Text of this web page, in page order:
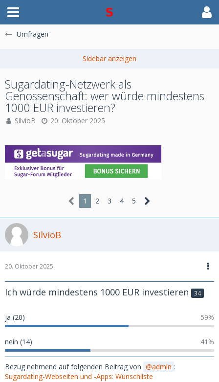
Umfragen
Sugardating-Netzwerk als
Genossenschaft: wer würde mindestens
1000 EUR investieren?
SilvioB 20. Oktober 2025
1 2 3 4 5
SilvioB
20. Oktober 2025
Ich würde mindestens 1000 EUR investieren 34
ja (20) 59%
nein (14) 41%
Bezug nehmend auf folgenden Beitrag von admin :
Sugardating-Webseiten und -Apps: Wunschliste